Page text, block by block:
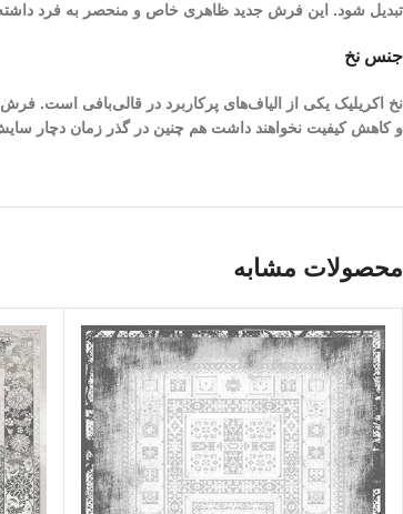
تبدیل شود. این فرش جدید ظاهری خاص و منحصر به فرد
جنس نخ
نخ اکریلیک یکی از الیاف­‌های پرکاربرد در قالی‌بافی است.
و کاهش کیفیت نخواهند داشت هم چنین در گذر زمان دچار
محصولات مشابه